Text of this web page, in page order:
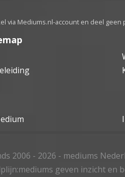
via Mediums.nl-account en deel
2006 - 2026 - mediums
geven inzicht